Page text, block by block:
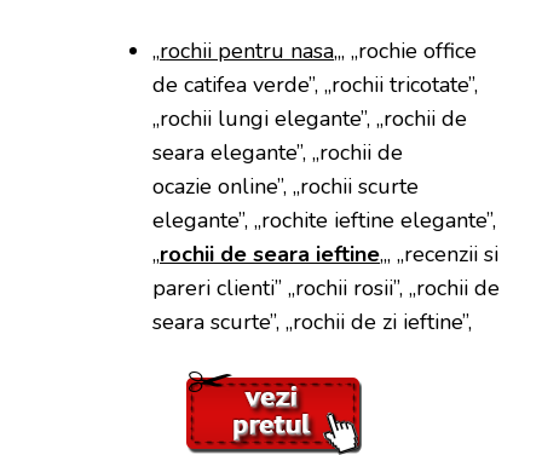
„rochii pentru nasa„, „rochie office
de catifea verde”, „rochii tricotate”,
„rochii lungi elegante”, „rochii de
seara elegante”, „rochii de
ocazie online”, „rochii scurte
elegante”, „rochite ieftine elegante”,
„rochii de seara ieftine„, „recenzii si
pareri clienti” „rochii rosii”, „rochii de
seara scurte”, „rochii de zi ieftine”,